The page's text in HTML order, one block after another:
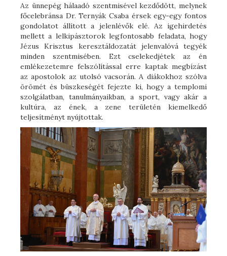
Az ünnepég hálaadó szentmisével kezdődött, melynek
főcelebránsa Dr. Ternyák Csaba érsek egy-egy fontos
gondolatot állított a jelenlévők elé. Az igehirdetés
mellett a lelkipásztorok legfontosabb feladata, hogy
Jézus Krisztus keresztáldozatát jelenvalóvá tegyék
minden szentmisében. Ezt cselekedjétek az én
emlékezetemre felszólítással erre kaptak megbízást
az apostolok az utolsó vacsorán. A diákokhoz szólva
örömét és büszkeségét fejezte ki, hogy a templomi
szolgálatban, tanulmányaikban, a sport, vagy akár a
kultúra, az ének, a zene területén kiemelkedő
teljesítményt nyújtottak.